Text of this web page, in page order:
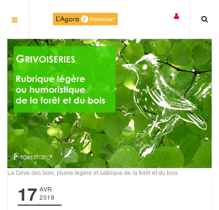
La Grive des bois, plume légère et satirique de la forêt et du bois
17 AVR
2019